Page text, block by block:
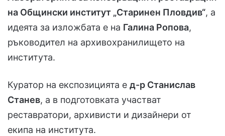
на Общински институт „Старинен Пловдив“, а
идеята за изложбата е на Галина Ропова,
ръководител на архивохранилището на
института.
Куратор на експозицията е д-р Станислав
Станев, а в подготовката участват
реставратори, архивисти и дизайнери от
екипа на института.